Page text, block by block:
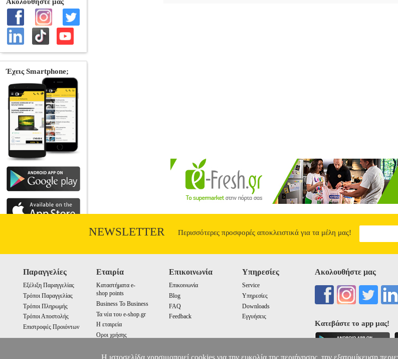
NEWSLETTER Περισσότερες προσφορές αποκλειστικά για τα μέλη μας!
Παραγγελίες
Εξέλιξη Παραγγελίας
Τρόποι Παραγγελίας
Τρόποι Πληρωμής
Τρόποι Αποστολής
Επιστροφές Προιόντων
Εταιρία
Καταστήματα e-
shop points
Business To Business
Τα νέα του e-shop.gr
Η εταιρεία
Οροι χρήσης
Επικοινωνία
Επικοινωνία
Blog
FAQ
Feedback
Υπηρεσίες
Service
Υπηρεσίες
Downloads
Εγγυήσεις
Ακολουθήστε μας
Κατεβάστε το app μας!